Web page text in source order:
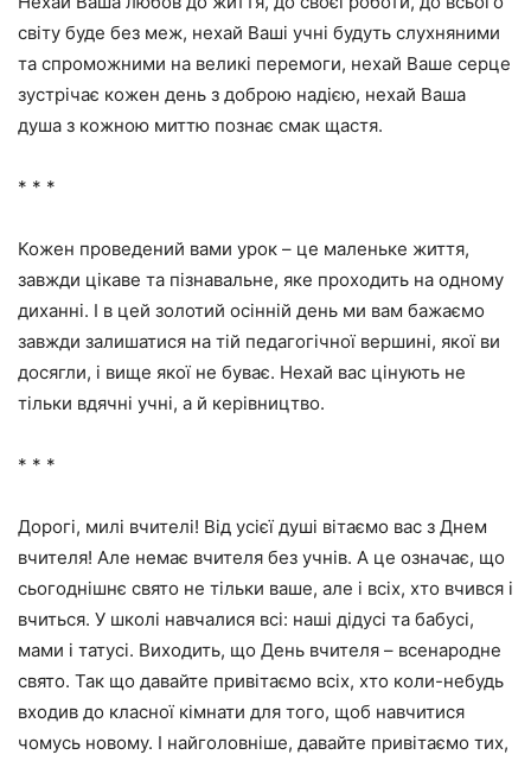
світу буде без меж, нехай Ваші учні будуть слухняними
та спроможними на великі перемоги, нехай Ваше серце
зустрічає кожен день з доброю надією, нехай Ваша
душа з кожною миттю познає смак щастя.
* * *
Кожен проведений вами урок – це маленьке життя,
завжди цікаве та пізнавальне, яке проходить на одному
диханні. І в цей золотий осінній день ми вам бажаємо
завжди залишатися на тій педагогічної вершині, якої ви
досягли, і вище якої не буває. Нехай вас цінують не
тільки вдячні учні, а й керівництво.
* * *
Дорогі, милі вчителі! Від усієї душі вітаємо вас з Днем
вчителя! Але немає вчителя без учнів. А це означає, що
сьогоднішнє свято не тільки ваше, але і всіх, хто вчився і
вчиться. У школі навчалися всі: наші дідусі та бабусі,
мами і татусі. Виходить, що День вчителя – всенародне
свято. Так що давайте привітаємо всіх, хто коли-небудь
входив до класної кімнати для того, щоб навчитися
чомусь новому. І найголовніше, давайте привітаємо тих,